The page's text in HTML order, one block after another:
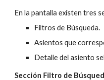
En la pantalla existen tres
Filtros de Búsqueda.
Asientos que
Detalle del asiento
Sección Filtro de